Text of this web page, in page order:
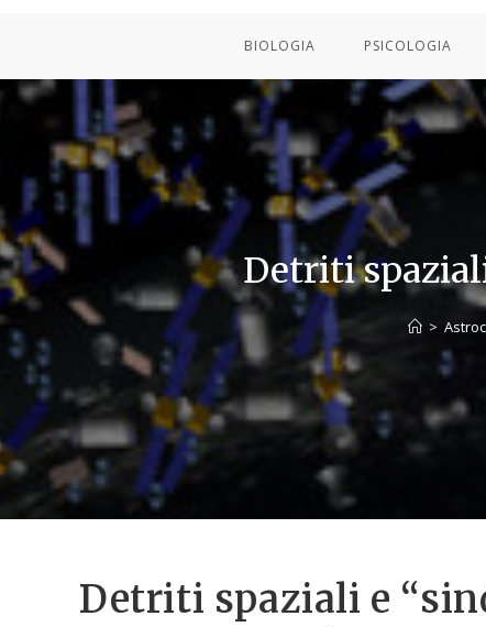
BIOLOGIA PSICOLOGIA
Detriti
>
Detriti spaziali e